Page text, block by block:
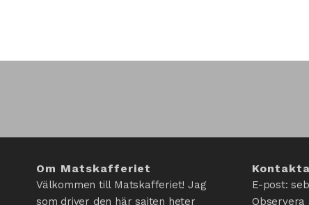
Om Matskafferiet
Välkommen till Matskafferiet! Jag
som driver den här sajten heter
E-post: